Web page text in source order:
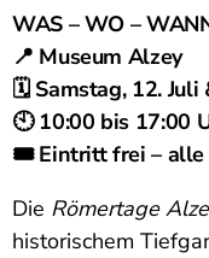
WAS – WO –
📍 Museum Alzey
🗓 Samstag, 12. Juli
🕙 10:00 bis 17:00
🎟 Eintritt frei – alle
Die Römertage
historischem